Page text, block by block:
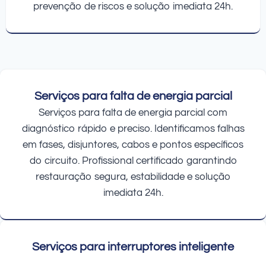
prevenção de riscos e solução imediata 24h.
Serviços para falta de energia parcial
Serviços para falta de energia parcial com
diagnóstico rápido e preciso. Identificamos falhas
em fases, disjuntores, cabos e pontos específicos
do circuito. Profissional certificado garantindo
restauração segura, estabilidade e solução
imediata 24h.
Serviços para interruptores inteligente